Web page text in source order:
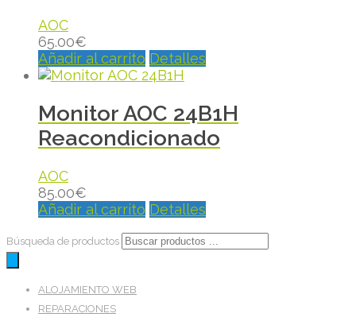
AOC
65.00€
Añadir al carrito Detalles
Monitor AOC 24B1H
Reacondicionado
AOC
85.00€
Añadir al carrito Detalles
Búsqueda de productos
ALOJAMIENTO WEB
REPARACIONES